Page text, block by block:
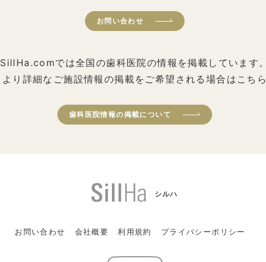
お問い合わせ
SillHa.comでは全国の歯科医院の情報を掲載しています
より詳細なご施設情報の掲載をご希望される場合はこち
歯科医院情報の掲載について
シルハ
お問い合わせ 会社概要 利用規約 プライバシーポリシー